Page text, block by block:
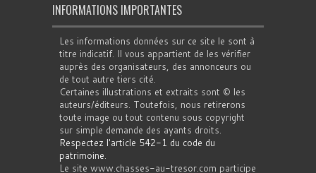
INFORMATIONS IMPORTANTES
Les informations données sur ce site le sont à
titre indicatif. Il vous appartient de les vérifier
auprès des organisateurs, des annonceurs ou
de tout autre tiers cité.
Certaines illustrations et extraits sont © les
auteurs/éditeurs. Toutefois, nous retirerons
toute image ou tout contenu sous copyright
sur simple demande des ayants droits.
Respectez l'article 542-1 du code du
patrimoine.
Le site www.chasses-au-tresor.com participe